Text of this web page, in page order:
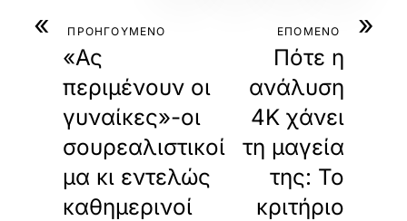
« ΠΡΟΗΓΟΥΜΕΝΟ
«Ας
περιμένουν οι
γυναίκες»-οι
σουρεαλιστικοί
μα κι εντελώς
καθημερινοί
»
ΕΠΟΜΕΝΟ
Πότε η
ανάλυση
4K χάνει
τη μαγεία
της: Το
κριτήριο